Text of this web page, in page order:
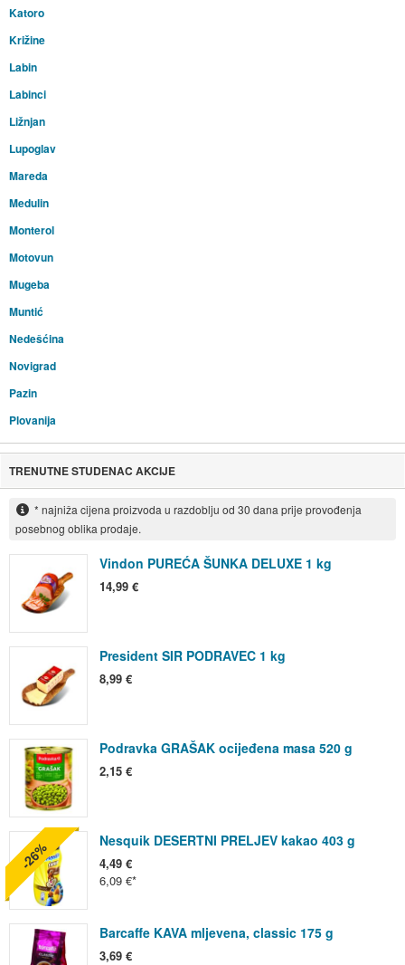
Katoro
Križine
Labin
Labinci
Ližnjan
Lupoglav
Mareda
Medulin
Monterol
Motovun
Mugeba
Muntić
Nedešćina
Novigrad
Pazin
Plovanija
TRENUTNE STUDENAC AKCIJE
* najniža cijena proizvoda u razdoblju od 30 dana prije provođenja
posebnog oblika prodaje.
Vindon PUREĆA ŠUNKA DELUXE 1 kg
14,99 €
President SIR PODRAVEC 1 kg
8,99 €
Podravka GRAŠAK ocijeđena masa 520 g
2,15 €
Nesquik DESERTNI PRELJEV kakao 403 g
4,49 €
6,09 €
-26%
Barcaffe KAVA mljevena, classic 175 g
3,69 €